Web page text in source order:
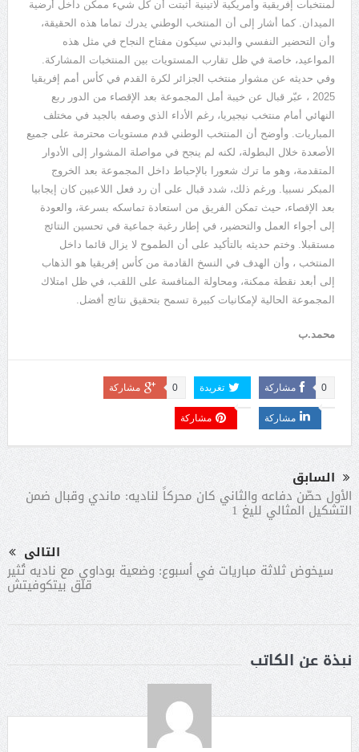
لمنتخبات إفريقية وأمريكية لاتينية أثبتت أن كل شيء ممكن داخل أرضية
الميدان. كما أشار إلى أن المنتخب الوطني يدرك تماما هذه الحقيقة،
وأن التحضير النفسي والبدني سيكون مفتاح النجاح في مثل هذه
المواعيد، خاصة في ظل تقارب المستويات بين المنتخبات المشاركة.
وفي حديثه عن مشوار منتخب الجزائر لكرة القدم في كأس أمم إفريقيا
2025 ، عبّر قبال عن خيبة أمل المجموعة بعد الإقصاء من الدور ربع
النهائي أمام منتخب نيجيريا، رغم الأداء الذي وصفه بالجيد في مختلف
المباريات. وأوضح أن المنتخب الوطني قدم مستويات محترمة على جميع
الأصعدة خلال البطولة، لكنه لم ينجح في مواصلة المشوار إلى الأدوار
المتقدمة، وهو ما ترك شعورا بالإحباط داخل المجموعة بعد الخروج
المبكر نسبيا. ورغم ذلك، شدد قبال على أن رد فعل اللاعبين كان إيجابيا
بعد الإقصاء، حيث تمكن الفريق من استعادة تماسكه بسرعة، والعودة
إلى أجواء العمل والتحضير، في إطار رغبة جماعية في تحسين النتائج
مستقبلا. وختم حديثه بالتأكيد على أن الطموح لا يزال قائما داخل
المنتخب ، وأن الهدف في النسخ القادمة من كأس إفريقيا هو الذهاب
إلى أبعد نقطة ممكنة، ومحاولة المنافسة على اللقب، في ظل امتلاك
المجموعة الحالية لإمكانيات كبيرة تسمح بتحقيق نتائج أفضل.
محمد.ب
مشاركة 0 تغريدة مشاركة 0
مشاركة مشاركة
السابق
الأول حصّن دفاعه والثاني كان محركاً لناديه: ماندي وقبال ضمن
التشكيل المثالي لليغ 1
التالى
سيخوض ثلاثة مباريات في أسبوع: وضعية بوداوي مع ناديه تُثير
قلق بيتكوفيتش
نبذة عن الكاتب